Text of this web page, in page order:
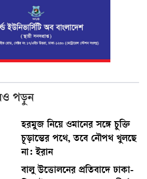
পড়ুন
হরমুজ নিয়ে ওমানের সঙ্গে চুক্তি
চূড়ান্তের পথে, তবে নৌপথ খুলছে
না: ইরান
বালু উত্তোলনের প্রতিবাদে ঢাকা-